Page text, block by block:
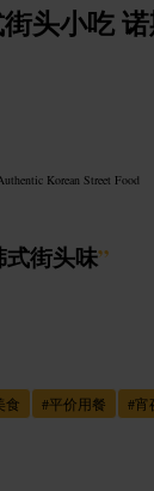
头小吃
Korean Street Food
街头味”
食 #平价用餐 #宵